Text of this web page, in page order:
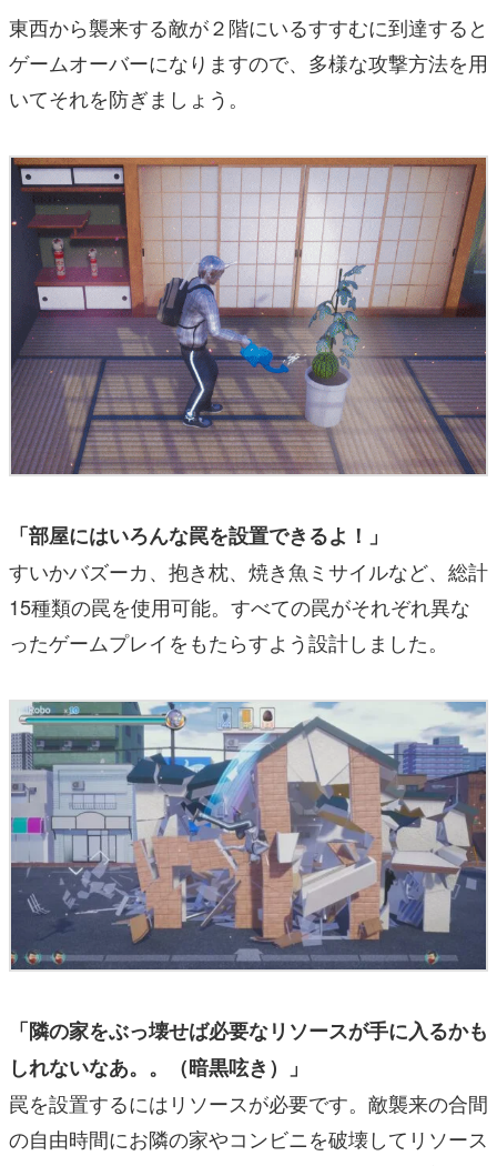
東西から襲来する敵が２階にいるすすむに到達すると
ゲームオーバーになりますので、多様な攻撃方法を用
いてそれを防ぎましょう。
「部屋にはいろんな罠を設置できるよ！」
すいかバズーカ、抱き枕、焼き魚ミサイルなど、総計
15種類の罠を使用可能。すべての罠がそれぞれ異な
ったゲームプレイをもたらすよう設計しました。
「隣の家をぶっ壊せば必要なリソースが手に入るかも
しれないなあ。。（暗黒呟き）」
罠を設置するにはリソースが必要です。敵襲来の合間
の自由時間にお隣の家やコンビニを破壊してリソース